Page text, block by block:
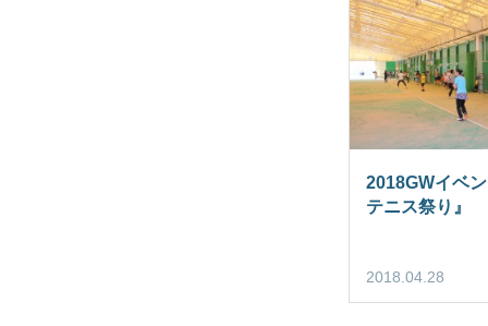
2018GWイベ
テニス祭り』
2018.04.28